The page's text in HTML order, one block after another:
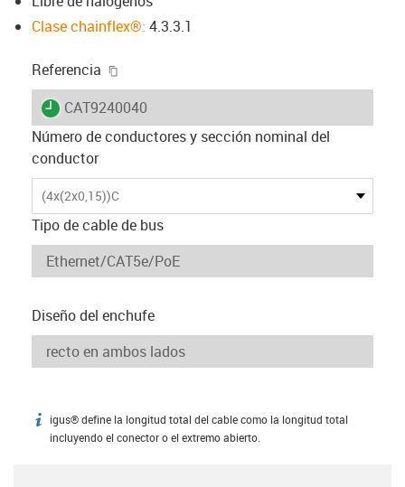
Clase chainflex®: 4.3.3.1
Referencia
igus-icon-lieferzeit
CAT9240040
Número de conductores y sección nominal del
conductor
(4x(2x0,15))C
Tipo de cable de bus
Diseño del enchufe
igus-icon-info
igus® define la longitud total del cable como la longitud total
incluyendo el conector o el extremo abierto.